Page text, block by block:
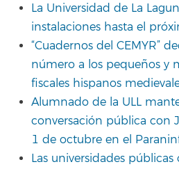
La Universidad de La
instalaciones hasta el
“Cuadernos del CEMYR”
número a los pequeños y
fiscales hispanos
Alumnado de la ULL
conversación pública con
1 de octubre en el
Las universidades públicas